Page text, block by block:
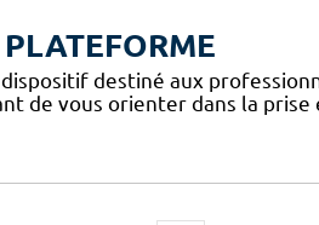
destiné aux
de vous orienter dans la prise